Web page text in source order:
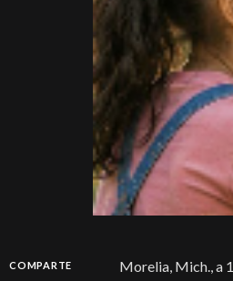
COMPARTE
Morelia, Mich., a